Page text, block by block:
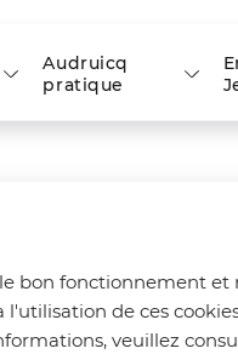
bon fonctionnement et
de ces
veuillez
Audruicq
pratique